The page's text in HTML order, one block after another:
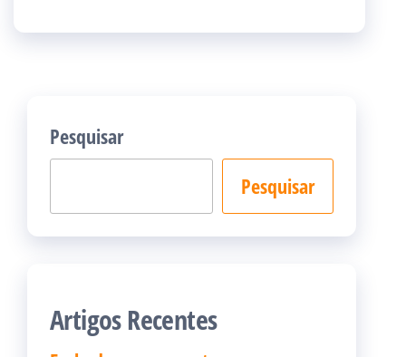
Pesquisar
Pesquisar
Artigos Recentes